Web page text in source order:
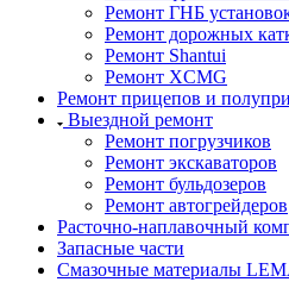
Ремонт ГНБ
Ремонт дорожных
Ремонт Shantui
Ремонт XCMG
Ремонт прицепов и
Выездной ремонт
Ремонт погрузчиков
Ремонт экскаваторов
Ремонт бульдозеров
Ремонт автогрейдеров
Расточно-наплавочный
Запасные части
Смазочные материалы